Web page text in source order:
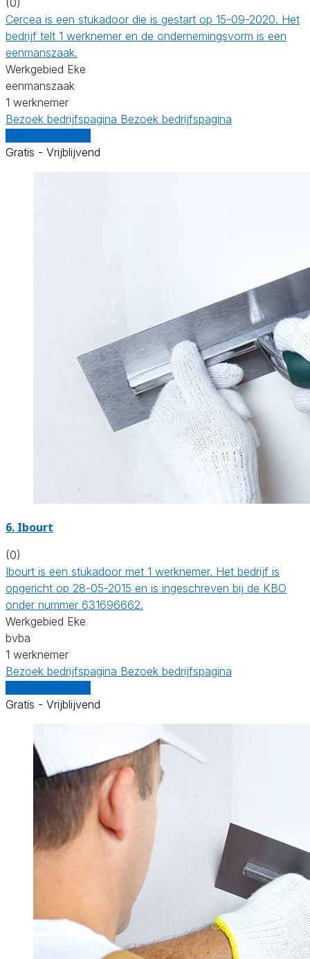
Cercea is een stukadoor die is gestart op 15-09-2020. Het
bedrijf telt 1 werknemer en de ondernemingsvorm is een
eenmanszaak.
Werkgebied Eke
eenmanszaak
1 werknemer
Bezoek bedrijfspagina Bezoek bedrijfspagina
Gratis - Vrijblijvend
6. Ibourt
(0)
Ibourt is een stukadoor met 1 werknemer. Het bedrijf is
opgericht op 28-05-2015 en is ingeschreven bij de KBO
onder nummer 631696662.
Werkgebied Eke
bvba
1 werknemer
Bezoek bedrijfspagina Bezoek bedrijfspagina
Gratis - Vrijblijvend